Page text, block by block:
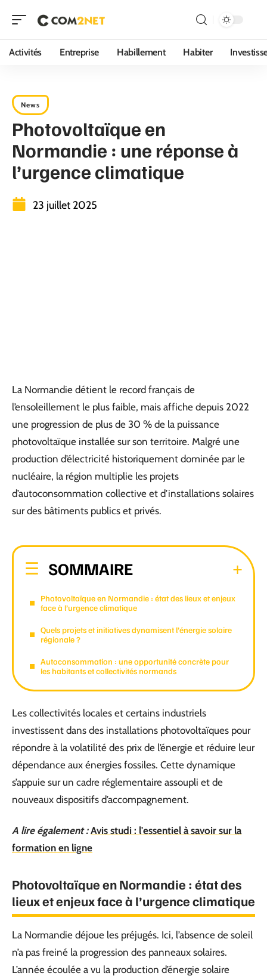
Activités Entreprise Habillement Habiter
News
Photovoltaïque en
Normandie : une réponse à
l’urgence climatique
23 juillet 2025
La Normandie détient le record français de
l’ensoleillement le plus faible, mais affiche depuis 2022
une progression de plus de 30 % de la puissance
photovoltaïque installée sur son territoire. Malgré une
production d’électricité historiquement dominée par le
nucléaire, la région multiplie les projets
d’autoconsommation collective et d’installations solaires
sur des bâtiments publics et privés.
SOMMAIRE
Photovoltaïque en Normandie : état des lieux et enjeux
face à l’urgence climatique
Quels projets et initiatives dynamisent l’énergie solaire
régionale ?
Autoconsommation : une opportunité concrète pour
les habitants et collectivités normands
Les collectivités locales et certains industriels
investissent dans des installations photovoltaïques pour
répondre à la volatilité des prix de l’énergie et réduire leur
dépendance aux énergies fossiles. Cette dynamique
s’appuie sur un cadre réglementaire assoupli et de
nouveaux dispositifs d’accompagnement.
A lire également : Avis studi : l'essentiel à savoir sur la
formation en ligne
Photovoltaïque en Normandie : état des
lieux et enjeux face à l’urgence climatique
La Normandie déjoue les préjugés. Ici, l’absence de soleil
n’a pas freiné la progression des panneaux solaires.
L’année écoulée a vu la production d’énergie solaire